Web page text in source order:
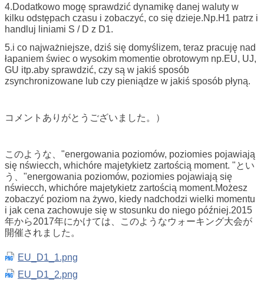
4.Dodatkowo mogę sprawdzić dynamikę danej waluty w
kilku odstępach czasu i zobaczyć, co się dzieje.Np.H1 patrz i
handluj liniami S / D z D1.
5.i co najważniejsze, dziś się domyślizem, teraz pracuję nad
łapaniem świec o wysokim momentie obrotowym np.EU, UJ,
GU itp.aby sprawdzić, czy są w jakiś sposób
zsynchronizowane lub czy pieniądze w jakiś sposób płyną.
コメントありがとうございました。）
このような、"energowania poziomów, poziomies pojawiają
się nświecch, whichóre majetykietz zartością moment. "とい
う、"energowania poziomów, poziomies pojawiają się
nświecch, whichóre majetykietz zartością moment.Możesz
zobaczyć poziom na żywo, kiedy nadchodzi wielki momentu
i jak cena zachowuje się w stosunku do niego później.2015
年から2017年にかけては、このようなウォーキング大会が
開催されました。
EU_D1_1.png
EU_D1_2.png